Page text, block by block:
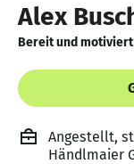
Alex
Bereit und motiviert
Angestellt,
Händlmaier